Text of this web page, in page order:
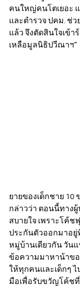
คนใหญ่คนโตเยอะ
และตำรวจ ปคม. ช่ว
แล้ว จึงตัดสินใจเข้
เหลือมูลนิธิปวีณาฯ”
ยายของเด็กชาย 10
กล่าวว่า ตอนนี้ทาง
สบายใจ เพราะโค้ช
ประกันตัวออกมาอ
หมู่บ้านเดียวกัน วัน
ข้อความมาหาน้าขอ
ให้ทุกคนและเด็กๆ
มือเพื่อรับขวัญโค้ช